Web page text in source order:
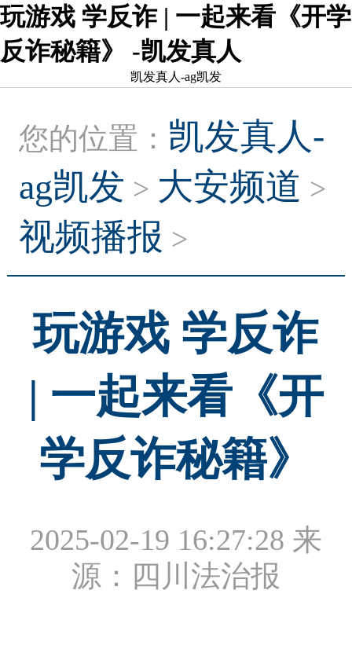
玩游戏 学反诈 | 一起来看《开学
反诈秘籍》 -凯发真人
凯发真人-ag凯发
您的位置： 凯发真人-
ag凯发 > 大安频道 >
视频播报 >
玩游戏 学反诈
| 一起来看《开
学反诈秘籍》
2025-02-19 16:27:28 来
源：四川法治报